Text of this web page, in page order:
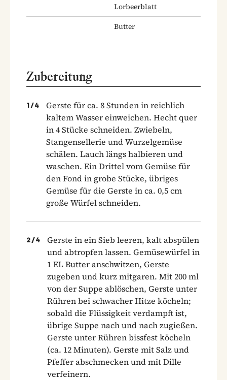
Lorbeerblatt
Butter
Zubereitung
1 /4
Gerste für ca. 8 Stunden in reichlich
kaltem Wasser einweichen. Hecht quer
in 4 Stücke schneiden. Zwiebeln,
Stangensellerie und Wurzelgemüse
schälen. Lauch längs halbieren und
waschen. Ein Drittel vom Gemüse für
den Fond in grobe Stücke, übriges
Gemüse für die Gerste in ca. 0,5 cm
große Würfel schneiden.
2 /4
Gerste in ein Sieb leeren, kalt abspülen
und abtropfen lassen. Gemüsewürfel in
1 EL Butter anschwitzen, Gerste
zugeben und kurz mitgaren. Mit 200 ml
von der Suppe ablöschen, Gerste unter
Rühren bei schwacher Hitze köcheln;
sobald die Flüssigkeit verdampft ist,
übrige Suppe nach und nach zugießen.
Gerste unter Rühren bissfest köcheln
(ca. 12 Minuten). Gerste mit Salz und
Pfeffer abschmecken und mit Dille
verfeinern.